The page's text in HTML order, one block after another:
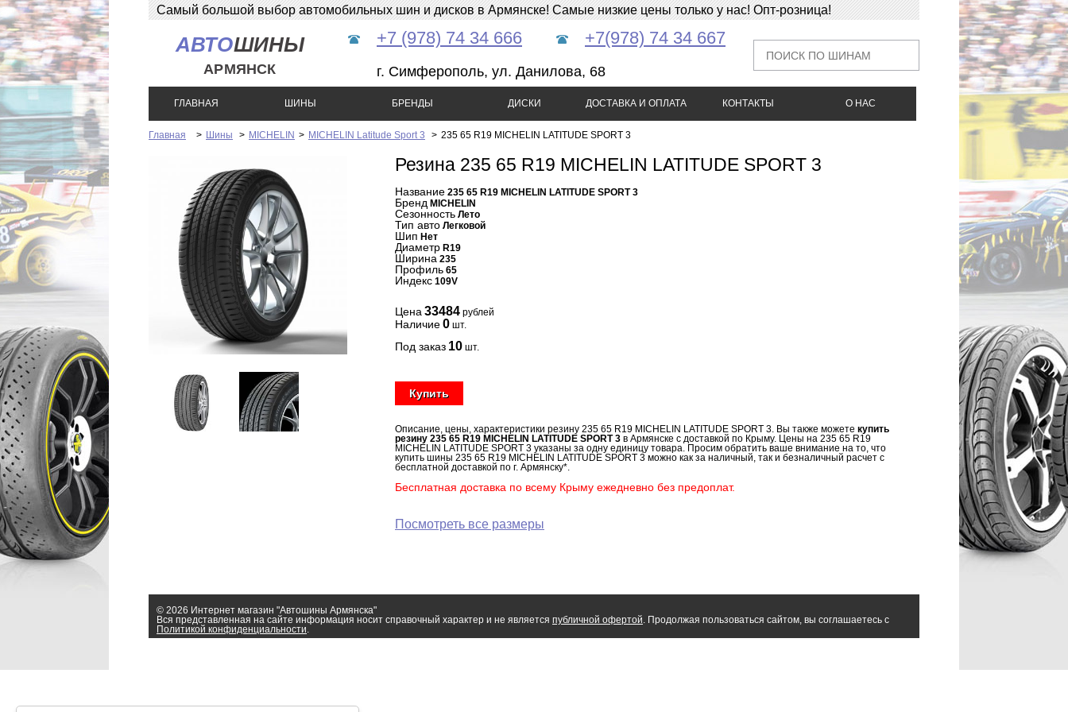
Самый большой выбор автомобильных шин и дисков в Армянске! Самые низкие цены только у нас! Опт-розница!
АВТОШИНЫ
АРМЯНСК
+7 (978) 74 34 666 +7(978) 74 34 667
г. Симферополь, ул. Данилова, 68
ГЛАВНАЯ ШИНЫ БРЕНДЫ ДИСКИ ДОСТАВКА И ОПЛАТА КОНТАКТЫ О НАС
Главная > Шины > MICHELIN > MICHELIN Latitude Sport 3 > 235 65 R19 MICHELIN LATITUDE SPORT 3
Резина 235 65 R19 MICHELIN LATITUDE SPORT 3
Название 235 65 R19 MICHELIN LATITUDE SPORT 3
Бренд MICHELIN
Сезонность Лето
Тип авто Легковой
Шип Нет
Диаметр R19
Ширина 235
Профиль 65
Индекс 109V
Цена 33484 рублей
Наличие0 шт.
Под заказ 10 шт.
Купить
Описание, цены, характеристики резину 235 65 R19 MICHELIN LATITUDE SPORT 3. Вы также можете купить
резину 235 65 R19 MICHELIN LATITUDE SPORT 3 в Армянске с доставкой по Крыму. Цены на 235 65 R19
MICHELIN LATITUDE SPORT 3 указаны за одну единицу товара. Просим обратить ваше внимание на то, что
купить шины 235 65 R19 MICHELIN LATITUDE SPORT 3 можно как за наличный, так и безналичный расчет с
бесплатной доставкой по г. Армянску*.
Бесплатная доставка по всему Крыму ежедневно без предоплат.
Посмотреть все размеры
© 2026 Интернет магазин "Автошины Армянска"
Вся представленная на сайте информация носит справочный характер и не является публичной офертой. Продолжая пользоваться сайтом, вы соглашаетесь с
Политикой конфиденциальности.